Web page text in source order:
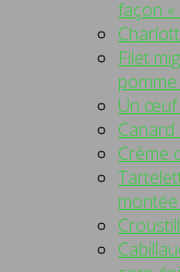
façon «
Filet
pomme
Un œuf
Canard
Crème